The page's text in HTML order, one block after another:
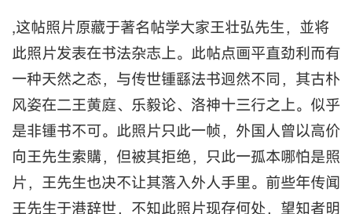
,这帖照片原藏于著名帖学大家王壮弘先生，並将
此照片发表在书法杂志上。此帖点画平直劲利而有
一种天然之态，与传世锺繇法书迥然不同，其古朴
风姿在二王黄庭、乐毅论、洛神十三行之上。似乎
是非锺书不可。此照片只此一帧，外国人曾以高价
向王先生索購，但被其拒绝，只此一孤本哪怕是照
片，王先生也决不让其落入外人手里。前些年传闻
王先生于港辞世，不知此照片现存何处，望知者明